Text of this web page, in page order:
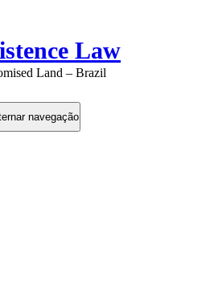
Law
Land – Brazil
navegação